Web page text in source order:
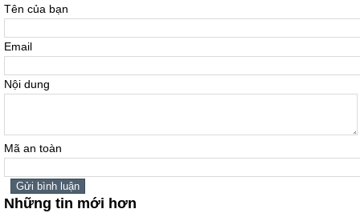
Tên của bạn
Email
Nội dung
Mã an toàn
Những tin mới hơn